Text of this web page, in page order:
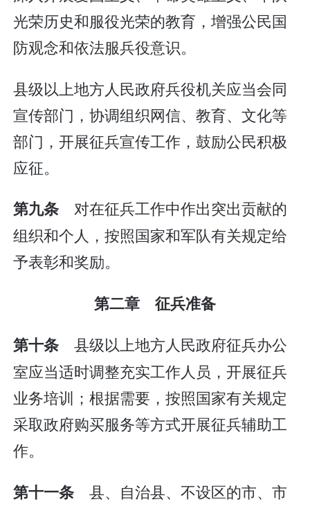
光荣历史和服役光荣的教育，增强公民国
防观念和依法服兵役意识。
县级以上地方人民政府兵役机关应当会同
宣传部门，协调组织网信、教育、文化等
部门，开展征兵宣传工作，鼓励公民积极
应征。
第九条 对在征兵工作中作出突出贡献的
组织和个人，按照国家和军队有关规定给
予表彰和奖励。
第二章 征兵准备
第十条 县级以上地方人民政府征兵办公
室应当适时调整充实工作人员，开展征兵
业务培训；根据需要，按照国家有关规定
采取政府购买服务等方式开展征兵辅助工
作。
第十一条 县、自治县、不设区的市、市